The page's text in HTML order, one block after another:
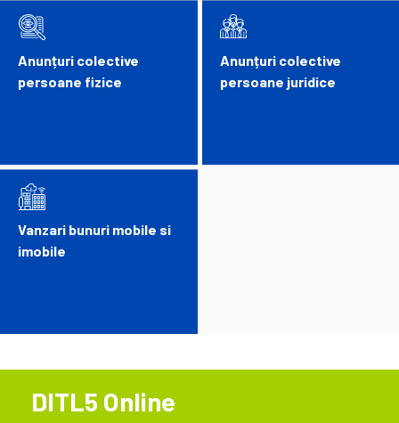
Anunțuri colective
persoane fizice
Vanzari bunuri mobile si
imobile
Anunțuri colective
persoane juridice
DITL5 Online